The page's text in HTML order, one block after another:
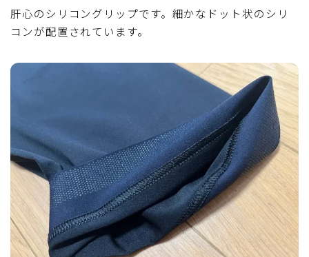
肝心のシリコングリップです。細かなドット状のシリ
コンが配置されています。